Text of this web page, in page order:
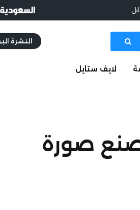
النشرة
لايف ستايل
صنع صورة